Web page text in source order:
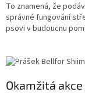
To znamená, že
správné fungování
psovi v budoucnu
Okamžitá